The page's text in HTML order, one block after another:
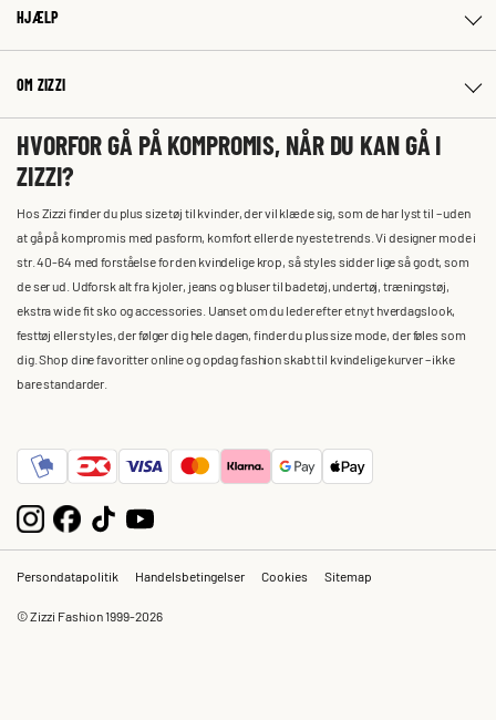
HJÆLP
OM ZIZZI
HVORFOR GÅ PÅ KOMPROMIS, NÅR DU KAN GÅ I
ZIZZI?
Hos Zizzi finder du plus size tøj til kvinder, der vil klæde sig, som de har lyst til – uden
at gå på kompromis med pasform, komfort eller de nyeste trends. Vi designer mode i
str. 40-64 med forståelse for den kvindelige krop, så styles sidder lige så godt, som
de ser ud. Udforsk alt fra kjoler, jeans og bluser til badetøj, undertøj, træningstøj,
ekstra wide fit sko og accessories. Uanset om du leder efter et nyt hverdagslook,
festtøj eller styles, der følger dig hele dagen, finder du plus size mode, der føles som
dig. Shop dine favoritter online og opdag fashion skabt til kvindelige kurver – ikke
bare standarder.
Persondatapolitik Handelsbetingelser Cookies Sitemap
© Zizzi Fashion 1999-2026